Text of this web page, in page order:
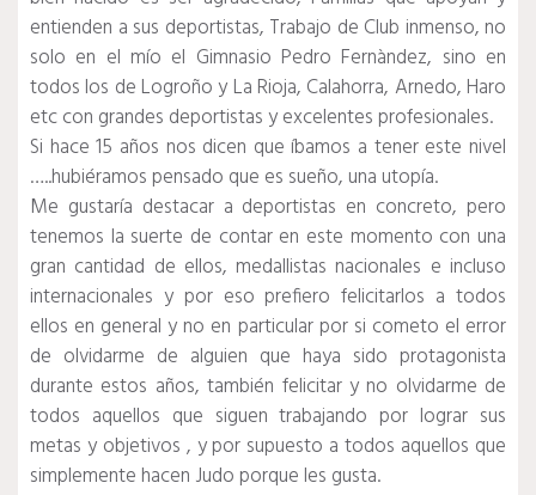
entienden a sus deportistas, Trabajo de Club inmenso, no
solo en el mío el Gimnasio Pedro Fernàndez, sino en
todos los de Logroño y La Rioja, Calahorra, Arnedo, Haro
etc con grandes deportistas y excelentes profesionales.
Si hace 15 años nos dicen que íbamos a tener este nivel
…..hubiéramos pensado que es sueño, una utopía.
Me gustaría destacar a deportistas en concreto, pero
tenemos la suerte de contar en este momento con una
gran cantidad de ellos, medallistas nacionales e incluso
internacionales y por eso prefiero felicitarlos a todos
ellos en general y no en particular por si cometo el error
de olvidarme de alguien que haya sido protagonista
durante estos años, también felicitar y no olvidarme de
todos aquellos que siguen trabajando por lograr sus
metas y objetivos , y por supuesto a todos aquellos que
simplemente hacen Judo porque les gusta.